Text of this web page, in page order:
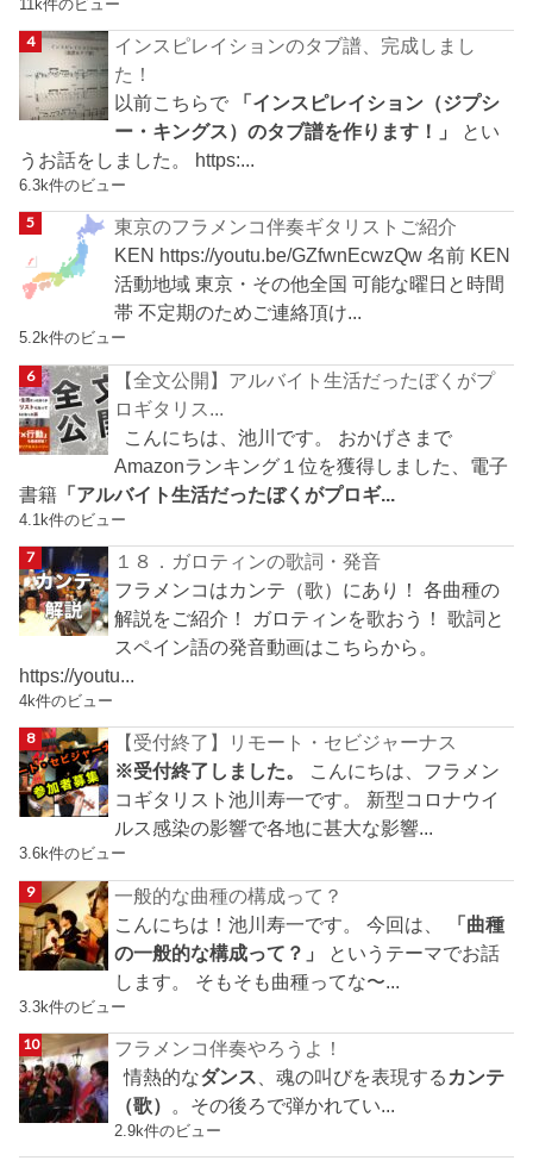
11k件のビュー
インスピレイションのタブ譜、完成しまし
た！
以前こちらで
「インスピレイション（ジプシ
ー・キングス）のタブ譜を作ります！」
とい
うお話をしました。 https:...
6.3k件のビュー
東京のフラメンコ伴奏ギタリストご紹介
KEN https://youtu.be/GZfwnEcwzQw 名前 KEN
活動地域 東京・その他全国 可能な曜日と時間
帯 不定期のためご連絡頂け...
5.2k件のビュー
【全文公開】アルバイト生活だったぼくがプ
ロギタリス...
こんにちは、池川です。 おかげさまで
Amazonランキング１位を獲得しました、電子
書籍 「アルバイト生活だったぼくがプロギ...
4.1k件のビュー
１８．ガロティンの歌詞・発音
フラメンコはカンテ（歌）にあり！ 各曲種の
解説をご紹介！ ガロティンを歌おう！ 歌詞と
スペイン語の発音動画はこちらから。
https://youtu...
4k件のビュー
【受付終了】リモート・セビジャーナス
※受付終了しました。
こんにちは、フラメン
コギタリスト池川寿一です。 新型コロナウイ
ルス感染の影響で各地に甚大な影響...
3.6k件のビュー
一般的な曲種の構成って？
こんにちは！池川寿一です。 今回は、
「曲種
の一般的な構成って？」
というテーマでお話
します。 そもそも曲種ってな〜...
3.3k件のビュー
フラメンコ伴奏やろうよ！
情熱的なダンス 、魂の叫びを表現する カンテ
（歌） 。その後ろで弾かれてい...
2.9k件のビュー